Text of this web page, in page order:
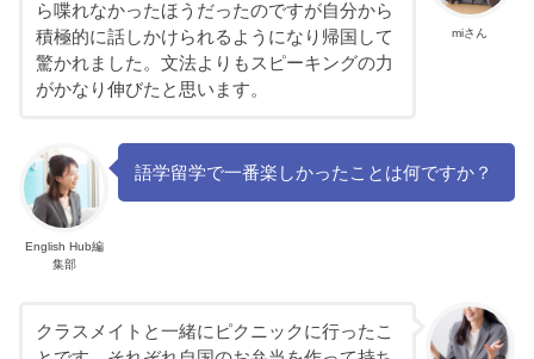
miさん
ら喋れなかったほうだったのですが自分から
積極的に話しかけられるようになり帰国して
驚かれました。文法よりもスピーキングの力
がかなり伸びたと思います。
English Hub編
集部
語学留学で一番楽しかったことは何ですか？
クラスメイトと一緒にピクニックに行ったこ